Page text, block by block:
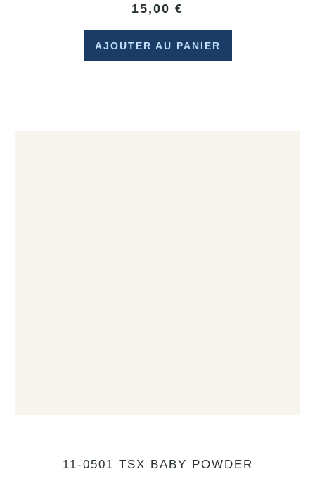
15,00 €
AJOUTER AU PANIER
11-0501 TSX BABY POWDER